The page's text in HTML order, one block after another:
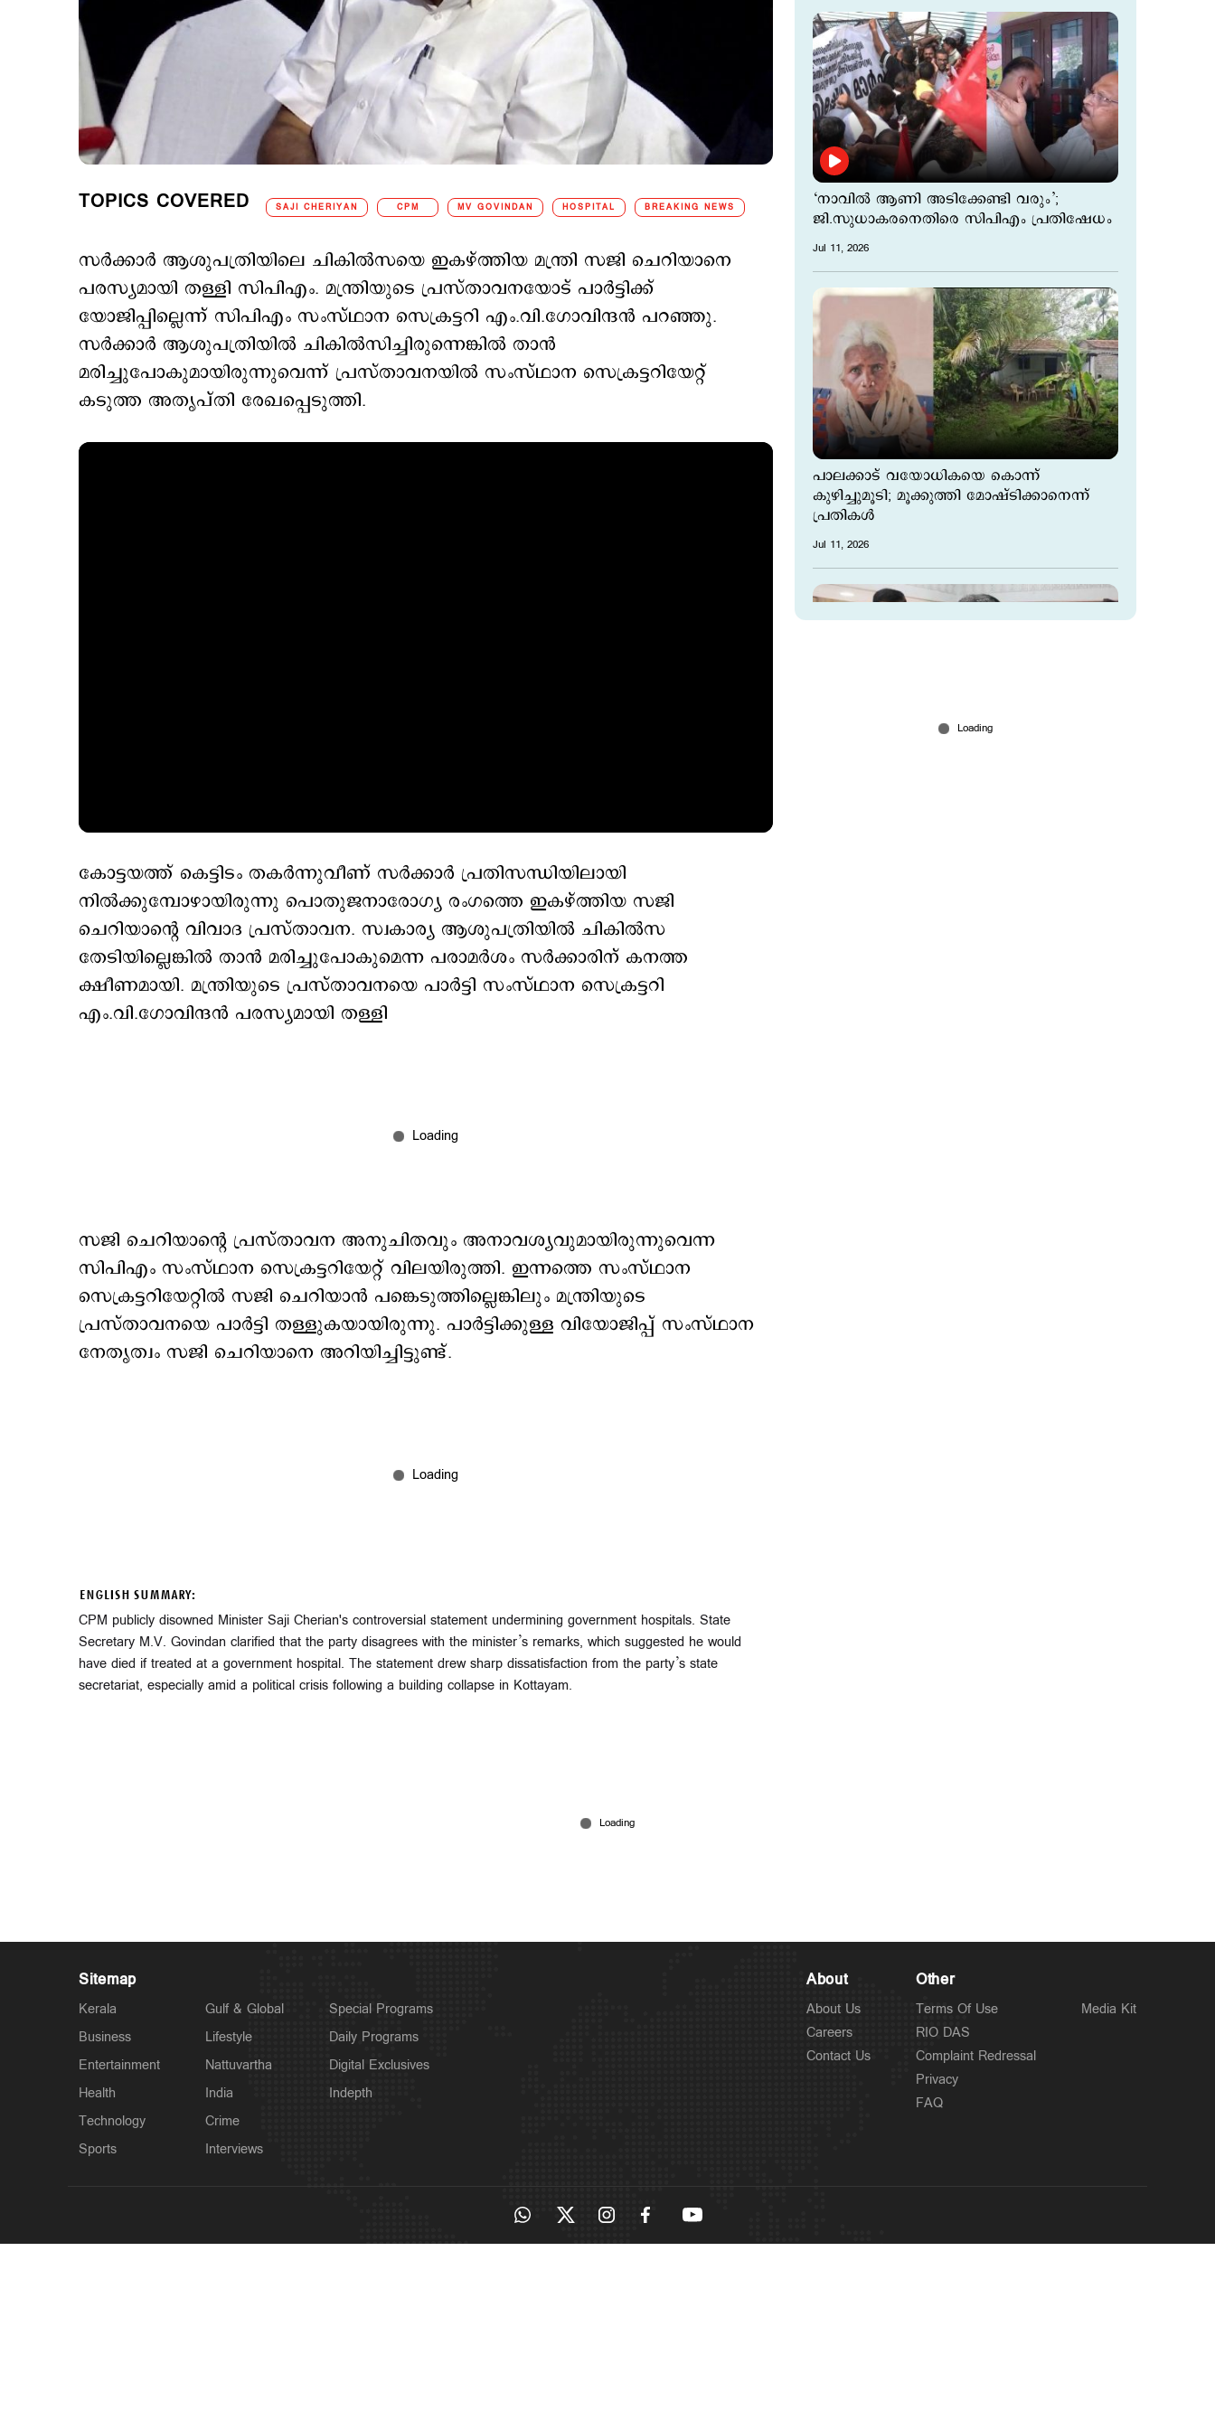
TOPICS COVERED SAJI CHERIYAN CPM MV GOVINDAN HOSPITAL BREAKING NEWS
സര്‍ക്കാര്‍ ആശുപത്രിയിലെ ചികില്‍സയെ ഇകഴ്ത്തിയ മന്ത്രി സജി ചെറിയാനെ
പരസ്യമായി തള്ളി സിപിഎം. മന്ത്രിയുടെ പ്രസ്താവനയോട് പാര്‍ട്ടിക്ക്
യോജിപ്പില്ലെന്ന് സിപിഎം സംസ്ഥാന സെക്രട്ടറി എം.വി.ഗോവിന്ദന്‍ പറഞ്ഞു.
സര്‍ക്കാര്‍ ആശുപത്രിയില്‍ ചികില്‍സിച്ചിരുന്നെങ്കില്‍ താന്‍
മരിച്ചുപോകുമായിരുന്നുവെന്ന് പ്രസ്താവനയില്‍ സംസ്ഥാന സെക്രട്ടറിയേറ്റ്
കടുത്ത അതൃപ്തി രേഖപ്പെടുത്തി.
കോട്ടയത്ത് കെട്ടിടം തകര്‍ന്നുവീണ് സര്‍ക്കാര്‍ പ്രതിസന്ധിയിലായി
നില്‍ക്കുമ്പോഴായിരുന്നു പൊതുജനാരോഗ്യ രംഗത്തെ ഇകഴ്ത്തിയ സജി
ചെറിയാന്‍റെ വിവാദ പ്രസ്താവന. സ്വകാര്യ ആശുപത്രിയില്‍ ചികില്‍സ
തേടിയില്ലെങ്കില്‍ താന്‍ മരിച്ചുപോകുമെന്ന പരാമര്‍ശം സര്‍ക്കാരിന് കനത്ത
ക്ഷീണമായി. മന്ത്രിയുടെ പ്രസ്താവനയെ പാര്‍ട്ടി സംസ്ഥാന സെക്രട്ടറി
എം.വി.ഗോവിന്ദന്‍ പരസ്യമായി തള്ളി
സജി ചെറിയാന്‍റെ പ്രസ്താവന അനുചിതവും അനാവശ്യവുമായിരുന്നുവെന്ന
സിപിഎം സംസ്ഥാന സെക്രട്ടറിയേറ്റ് വിലയിരുത്തി. ഇന്നത്തെ സംസ്ഥാന
സെക്രട്ടറിയേറ്റില്‍ സജി ചെറിയാന്‍ പങ്കെടുത്തില്ലെങ്കിലും മന്ത്രിയുടെ
പ്രസ്താവനയെ പാര്‍ട്ടി തള്ളുകയായിരുന്നു. പാര്‍ട്ടിക്കുള്ള വിയോജിപ്പ് സംസ്ഥാന
നേതൃത്വം സജി ചെറിയാനെ അറിയിച്ചിട്ടുണ്ട്.
ENGLISH SUMMARY:
CPM publicly disowned Minister Saji Cherian's controversial statement undermining government hospitals. State
Secretary M.V. Govindan clarified that the party disagrees with the minister’s remarks, which suggested he would
have died if treated at a government hospital. The statement drew sharp dissatisfaction from the party’s state
secretariat, especially amid a political crisis following a building collapse in Kottayam.
‘നാവില്‍ ആണി അടിക്കേണ്ടി വരും’;
ജി.സുധാകരനെതിരെ സിപിഎം പ്രതിഷേധം
Jul 11, 2026
പാലക്കാട് വയോധികയെ കൊന്ന്
കുഴിച്ചുമൂടി; മൂക്കുത്തി മോഷ്ടിക്കാനെന്ന്
പ്രതികള്‍
Jul 11, 2026
Sitemap
Kerala
Business
Entertainment
Health
Technology
Sports
Gulf & Global
Lifestyle
Nattuvartha
India
Crime
Interviews
Special Programs
Daily Programs
Digital Exclusives
Indepth
About
About Us
Careers
Contact Us
Other
Terms Of Use
RIO DAS
Complaint Redressal
Privacy
FAQ
Media Kit